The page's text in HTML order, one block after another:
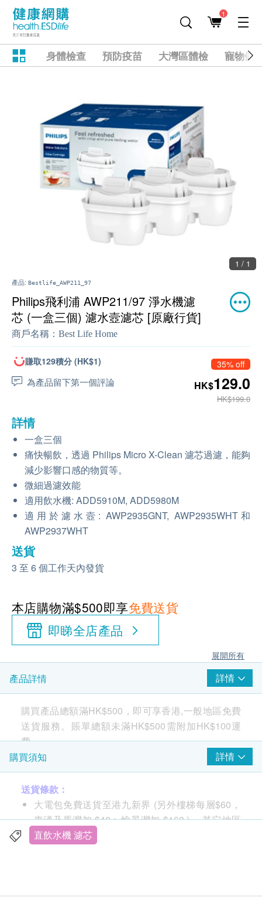
1
身體檢查 預防疫苗 大灣區體檢 寵物健
1 / 1
產品: Bestlife_AWP211_97
Philips飛利浦 AWP211/97 淨水機濾
芯 (一盒三個) 濾水壼濾芯 [原廠行貨]
商戶名稱： Best Life Home
賺取129積分 (HK$1)
為產品留下第一個評論
35% off
HK$129.0
HK$199.0
詳情
一盒三個
痛快暢飲，透過 Philips Micro X-Clean 濾芯過濾，能夠
減少影響口感的物質等。
微細過濾效能
適用飲水機: ADD5910M, ADD5980M
適用於濾水壼: AWP2935GNT, AWP2935WHT和
AWP2937WHT
送貨
3 至 6 個工作天內發貨
本店購物滿$500即享免費送貨
即睇全店產品
展開所有
產品詳情 詳情
購買產品總額滿HK$500，即可享香港,一般地區免費
送貨服務。賬單總額未滿HK$500需附加HK$100運
費。
美味的飲用水，而費用更遠低於樽裝水
可口美味的飲用水，而費用及浪費遠低於樽裝水。
過濾出最純淨的飲用水
享用爽口純淨飲用水，以及美味可口的冷熱飲品。
購買須知 詳情
送貨條款：
大電包免費送貨至港九新界 (另外樓梯每層$60，
東涌及馬灣加 $40 ; 愉景灣加 $160 )， 其它地區
及村屋請向商戶查詢另行報價。
直飲水機 濾芯